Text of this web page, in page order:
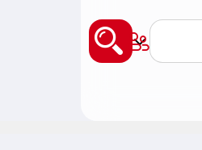
מצאו לי טיסה